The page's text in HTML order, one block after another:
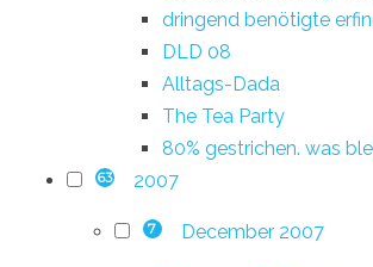
dringend benötigte
DLD 08
Alltags-Dada
The Tea Party
80% gestrichen. was
63 2007
7 December 2007